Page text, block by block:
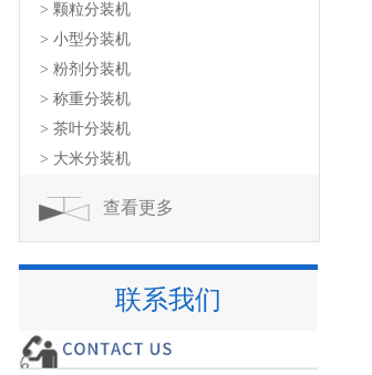
> 颗粒分装机
> 小型分装机
> 粉剂分装机
> 称重分装机
> 茶叶分装机
> 大米分装机
查看更多
联系我们